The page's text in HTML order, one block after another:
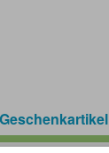
Geschenkartikel